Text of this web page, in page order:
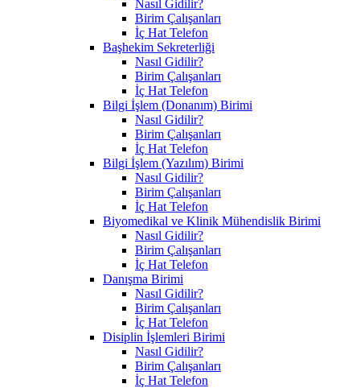
Nasıl Gidilir?
Birim Çalışanları
İç Hat Telefon
Başhekim Sekreterliği
Nasıl Gidilir?
Birim Çalışanları
İç Hat Telefon
Bilgi İşlem (Donanım) Birimi
Nasıl Gidilir?
Birim Çalışanları
İç Hat Telefon
Bilgi İşlem (Yazılım) Birimi
Nasıl Gidilir?
Birim Çalışanları
İç Hat Telefon
Biyomedikal ve Klinik Mühendislik Birimi
Nasıl Gidilir?
Birim Çalışanları
İç Hat Telefon
Danışma Birimi
Nasıl Gidilir?
Birim Çalışanları
İç Hat Telefon
Disiplin İşlemleri Birimi
Nasıl Gidilir?
Birim Çalışanları
İç Hat Telefon